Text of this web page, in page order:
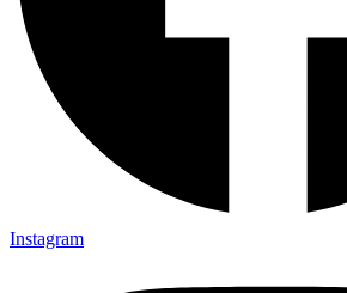
Instagram